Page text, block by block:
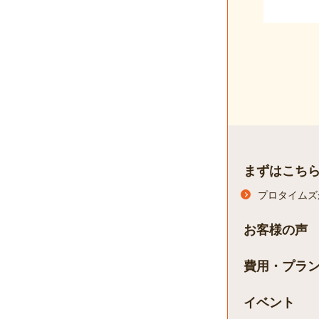
まずはこち
プロタイム
お客様の声
費用・プラ
イベント